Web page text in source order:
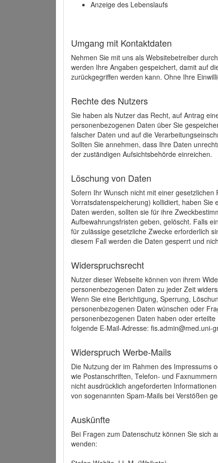
Anzeige des Lebenslaufs
Umgang mit Kontaktdaten
Nehmen Sie mit uns als Websitebetreiber
werden Ihre Angaben gespeichert, damit auf
zurückgegriffen werden kann. Ohne Ihre
Rechte des Nutzers
Sie haben als Nutzer das Recht, auf Antrag
personenbezogenen Daten über Sie
falscher Daten und auf die
Sollten Sie annehmen, dass Ihre Daten
der zuständigen Aufsichtsbehörde einreichen.
Löschung von Daten
Sofern Ihr Wunsch nicht mit einer
Vorratsdatenspeicherung) kollidiert, haben
Daten werden, sollten sie für ihre
Aufbewahrungsfristen geben, gelöscht. Falls
für zulässige gesetzliche Zwecke erforderlich
diesem Fall werden die Daten gesperrt und
Widerspruchsrecht
Nutzer dieser Webseite können von ihrem
personenbezogenen Daten zu jeder Zeit
Wenn Sie eine Berichtigung, Sperrung,
personenbezogenen Daten wünschen oder
personenbezogenen Daten haben oder
folgende E-Mail-Adresse: fis.admin@med.uni-
Widerspruch Werbe-Mails
Die Nutzung der im Rahmen des Impressums
wie Postanschriften, Telefon- und
nicht ausdrücklich angeforderten
von sogenannten Spam-Mails bei Verstößen
Auskünfte
Bei Fragen zum Datenschutz können Sie sich
wenden: